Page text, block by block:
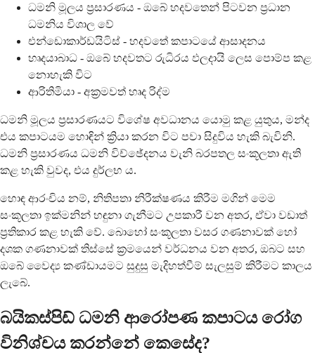
ධමනි මූලය ප්‍රසාරණය - ඔබේ හදවතෙන් පිටවන ප්‍රධාන
ධමනිය විශාල වේ
එන්ඩොකාර්ඩයිටිස් - හදවතේ කපාටයේ ආසාදනය
හෘදයාබාධ - ඔබේ හදවතට රුධිරය ඵලදායි ලෙස පොම්ප කළ
නොහැකි විට
ආරිතිමියා - අක්‍රමවත් හෘද රිද්ම
ධමනි මූලය ප්‍රසාරණයට විශේෂ අවධානය යොමු කළ යුතුය, මන්ද
එය කපාටයම හොඳින් ක්‍රියා කරන විට පවා සිදුවිය හැකි බැවිනි.
ධමනි ප්‍රසාරණය ධමනි විච්ඡේදනය වැනි බරපතල සංකූලතා ඇති
කළ හැකි වුවද, එය දුර්ලභ ය.
හොඳ ආරංචිය නම්, නිතිපතා නිරීක්ෂණය කිරීම මගින් මෙම
සංකූලතා ඉක්මනින් හඳුනා ගැනීමට උපකාරී වන අතර, ඒවා වඩාත්
ප්‍රතිකාර කළ හැකි වේ. බොහෝ සංකූලතා වසර ගණනාවක් හෝ
දශක ගණනාවක් තිස්සේ ක්‍රමයෙන් වර්ධනය වන අතර, ඔබට සහ
ඔබේ වෛද්‍ය කණ්ඩායමට සුදුසු මැදිහත්වීම් සැලසුම් කිරීමට කාලය
ලැබේ.
බයිකස්පිඩ් ධමනි ආරෝපණ කපාටය රෝග
විනිශ්චය කරන්නේ කෙසේද?